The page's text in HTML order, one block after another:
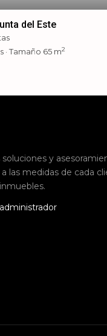
del Este
· Tamaño 65 m2
soluciones y
las medidas de cada